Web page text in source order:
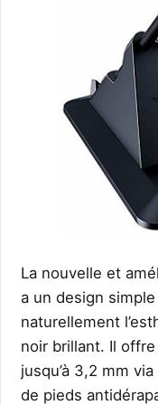
La nouvelle et
a un design
naturellement
noir brillant. Il
jusqu’à 3,2 mm
de pieds